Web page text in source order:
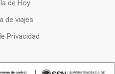
de Hoy
de viajes
Privacidad